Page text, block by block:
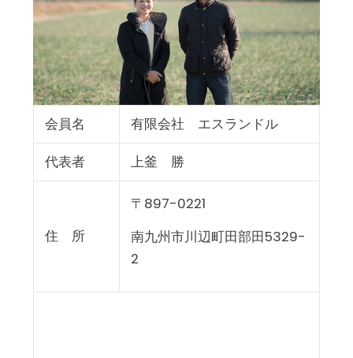
会員名
有限会社 エスランドル
代表者
上釜 勝
住 所
〒897-0221
南九州市川辺町田部田5329-
2